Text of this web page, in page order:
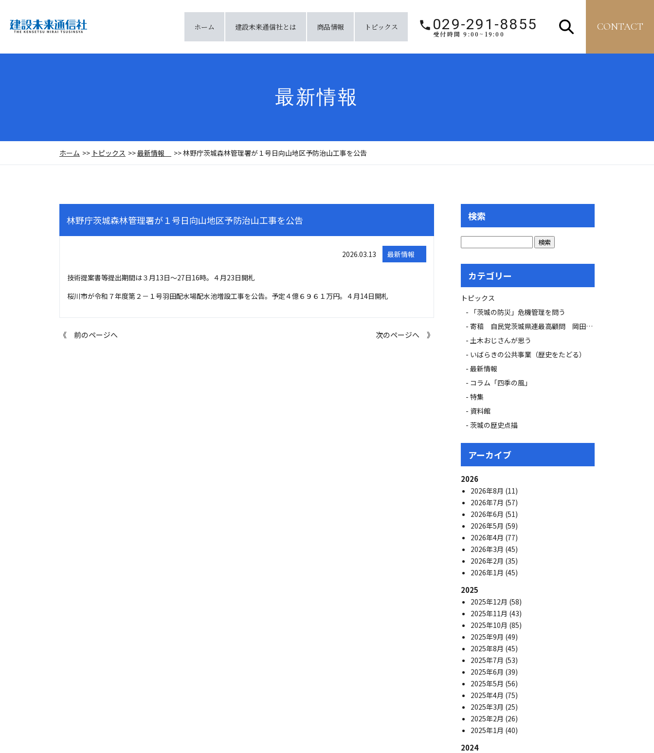
ホーム 建設未来通信社とは 商品情報 トピックス 029-291-8855
受付時間 9:00~19:00
CONTACT
最新情報
ホーム トピックス 最新情報 林野庁茨城森林管理署が１号日向山地区予防治山工事を公告
林野庁茨城森林管理署が１号日向山地区予防治山工事を公告
2026.03.13 最新情報
技術提案書等提出期間は３月13日～27日16時。４月23日開札
桜川市が令和７年度第２－１号羽田配水場配水池増設工事を公告。予定４億６９６１万円。４月14日開札
《 前のページへ 次のページへ 》
検索
カテゴリー
トピックス
「茨城の防災」危機管理を問う
寄稿 自民党茨城県連最高顧問 岡田 広氏
土木おじさんが思う
いばらきの公共事業（歴史をたどる）
最新情報
コラム「四季の風」
特集
資料館
茨城の歴史点描
アーカイブ
2026
2026年8月 (11)
2026年7月 (57)
2026年6月 (51)
2026年5月 (59)
2026年4月 (77)
2026年3月 (45)
2026年2月 (35)
2026年1月 (45)
2025
2025年12月 (58)
2025年11月 (43)
2025年10月 (85)
2025年9月 (49)
2025年8月 (45)
2025年7月 (53)
2025年6月 (39)
2025年5月 (56)
2025年4月 (75)
2025年3月 (25)
2025年2月 (26)
2025年1月 (40)
2024